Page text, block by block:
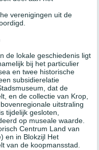
verenigingen uit de
de lokale geschiedenis ligt
bij het particulier
en twee historische
subsidierelatie
dat de
en de collectie van Krop,
uitstraling
tijdelijk gesloten,
op museale waarde.
Centrum Land van
en in Blokzijl Het
van de koopmansstad.